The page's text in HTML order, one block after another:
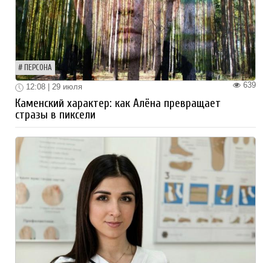
ПЕРСОНА
639
12:08 | 29 июля
Каменский характер: как Алёна превращает
стразы в пиксели